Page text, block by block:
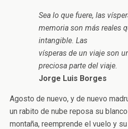
Sea lo que fuere, las
memoria son más reales
intangible. Las
vísperas de un viaje son
preciosa parte del viaje.
Jorge Luis Borges
Agosto de nuevo, y de nuevo
un rabito de nube reposa su
montaña, reemprende el vuelo y